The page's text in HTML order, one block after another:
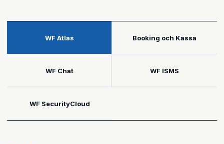
WF Atlas Booking och Kassa
WF Chat WF ISMS
WF SecurityCloud